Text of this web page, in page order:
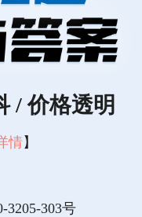
/ 价格透明
情】
3205-303号